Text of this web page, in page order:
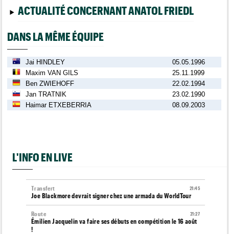
ACTUALITÉ CONCERNANT ANATOL FRIEDL
DANS LA MÊME ÉQUIPE
Jai HINDLEY
05.05.1996
Maxim VAN GILS
25.11.1999
Ben ZWIEHOFF
22.02.1994
Jan TRATNIK
23.02.1990
Haimar ETXEBERRIA
08.09.2003
L'INFO EN LIVE
21:45
Transfert
Joe Blackmore devrait signer chez une armada du WorldTour
21:27
Route
Émilien Jacquelin va faire ses débuts en compétition le 16 août
!